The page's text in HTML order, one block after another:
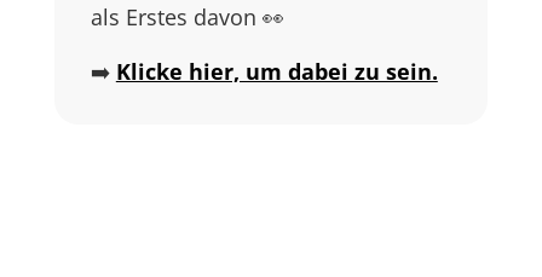
als Erstes davon 👀
➡️ Klicke hier, um dabei zu sein.